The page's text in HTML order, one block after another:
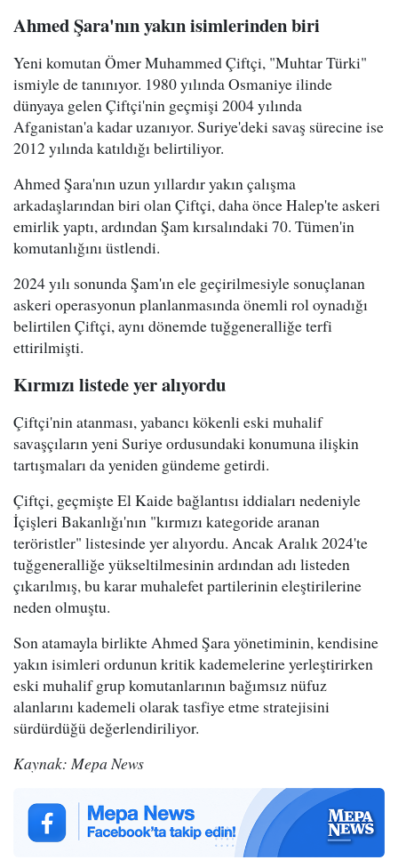
Ahmed Şara'nın yakın isimlerinden biri
Yeni komutan Ömer Muhammed Çiftçi, "Muhtar Türki"
ismiyle de tanınıyor. 1980 yılında Osmaniye ilinde
dünyaya gelen Çiftçi'nin geçmişi 2004 yılında
Afganistan'a kadar uzanıyor. Suriye'deki savaş sürecine ise
2012 yılında katıldığı belirtiliyor.
Ahmed Şara'nın uzun yıllardır yakın çalışma
arkadaşlarından biri olan Çiftçi, daha önce Halep'te askeri
emirlik yaptı, ardından Şam kırsalındaki 70. Tümen'in
komutanlığını üstlendi.
2024 yılı sonunda Şam'ın ele geçirilmesiyle sonuçlanan
askeri operasyonun planlanmasında önemli rol oynadığı
belirtilen Çiftçi, aynı dönemde tuğgeneralliğe terfi
ettirilmişti.
Kırmızı listede yer alıyordu
Çiftçi'nin atanması, yabancı kökenli eski muhalif
savaşçıların yeni Suriye ordusundaki konumuna ilişkin
tartışmaları da yeniden gündeme getirdi.
Çiftçi, geçmişte El Kaide bağlantısı iddiaları nedeniyle
İçişleri Bakanlığı'nın "kırmızı kategoride aranan
teröristler" listesinde yer alıyordu. Ancak Aralık 2024'te
tuğgeneralliğe yükseltilmesinin ardından adı listeden
çıkarılmış, bu karar muhalefet partilerinin eleştirilerine
neden olmuştu.
Son atamayla birlikte Ahmed Şara yönetiminin, kendisine
yakın isimleri ordunun kritik kademelerine yerleştirirken
eski muhalif grup komutanlarının bağımsız nüfuz
alanlarını kademeli olarak tasfiye etme stratejisini
sürdürdüğü değerlendiriliyor.
Kaynak: Mepa News